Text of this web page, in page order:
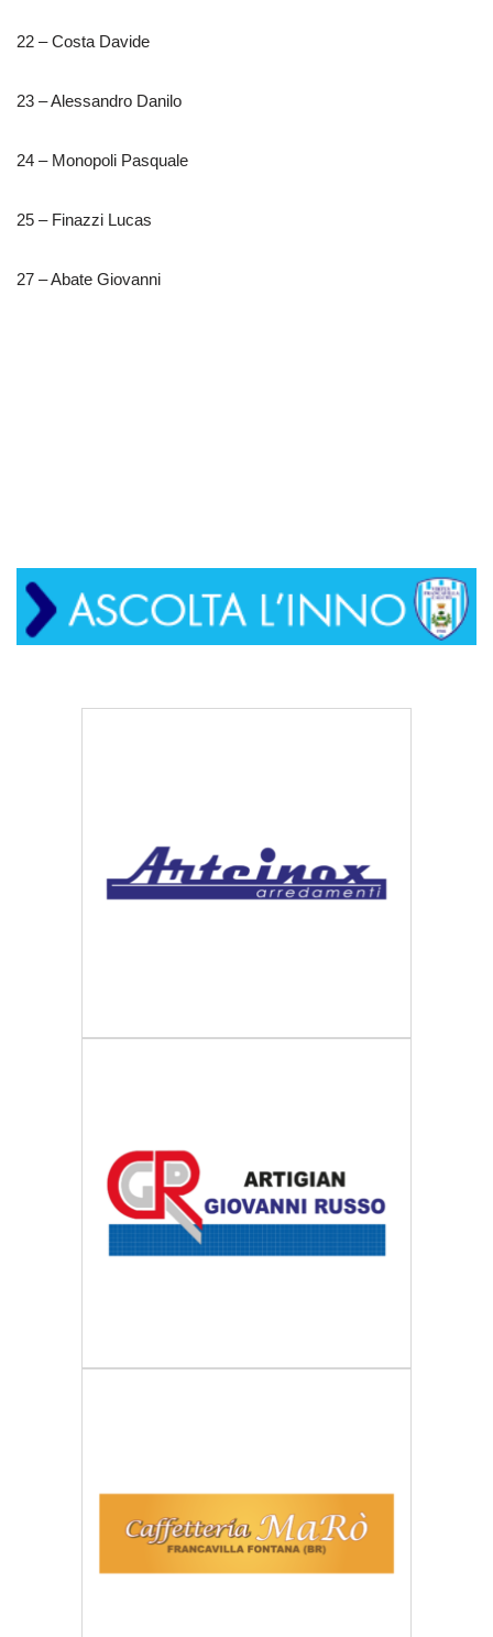
22 – Costa Davide
23 – Alessandro Danilo
24 – Monopoli Pasquale
25 – Finazzi Lucas
27 – Abate Giovanni